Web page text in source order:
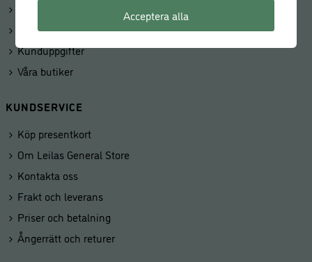
Beställningar
Kunduppgifter
Våra butiker
KUNDSERVICE
Köp presentkort
Om Leilas General Store
Kontakta oss
Frakt och leverans
Priser och betalning
Ångerrätt och returer
Acceptera alla